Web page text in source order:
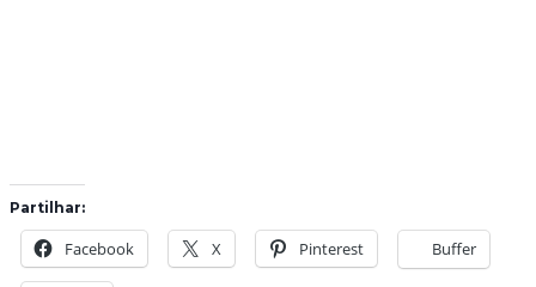
Partilhar:
Facebook X Pinterest Buffer